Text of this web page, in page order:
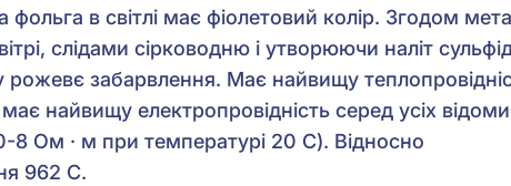
фольга в світлі має фіолетовий колір. Згодом
слідами сірководню і утворюючи наліт
рожевє забарвлення. Має найвищу
найвищу електропровідність серед усіх
8 Ом · м при температурі 20 C). Відносно
962 C.